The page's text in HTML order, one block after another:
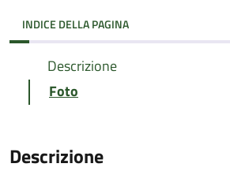
INDICE DELLA PAGINA
Descrizione
Foto
Descrizione